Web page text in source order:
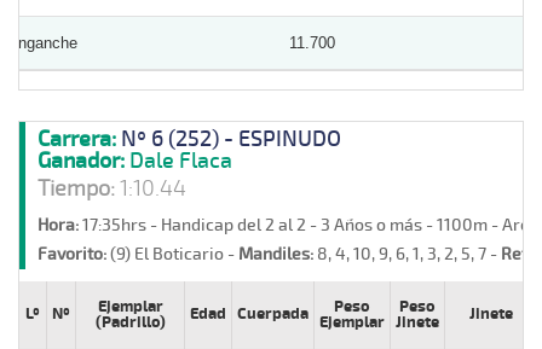
Enganche 11.700
Carrera: Nº 6 (252) - ESPINUDO
Ganador: Dale Flaca
Tiempo:1:10.44
Hora:17:35hrs - Handicap del 2 al 2 - 3 Años o más - 1100m -
Favorito:(9) El Boticario - Mandiles: 8, 4, 10, 9, 6, 1, 3, 2, 5, 7 -
Lº Nº
Ejemplar
(Padrillo)
Edad Cuerpada
Peso
Ejemplar
Peso
Jinete
Jinete